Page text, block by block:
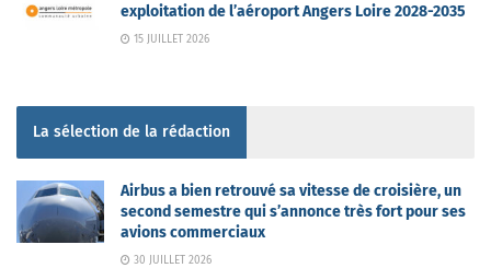
exploitation de l’aéroport Angers Loire 2028-2035
15 JUILLET 2026
La sélection de la rédaction
Airbus a bien retrouvé sa vitesse de croisière, un
second semestre qui s’annonce très fort pour ses
avions commerciaux
30 JUILLET 2026